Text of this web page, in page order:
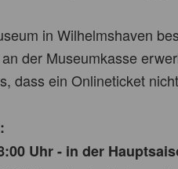
in Wilhelmshaven
der Museumkasse
dass ein Onlineticket
Uhr - in der